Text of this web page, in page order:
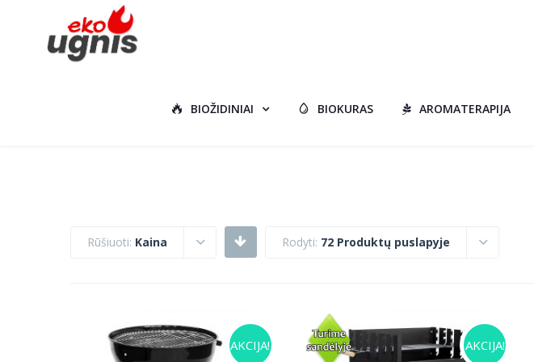
BIOŽIDINIAI BIOKURAS AROMATERAPIJA
Rūšiuoti: Kaina Rodyti: 72 Produktų puslapyje
AKCIJA! AKCIJA!